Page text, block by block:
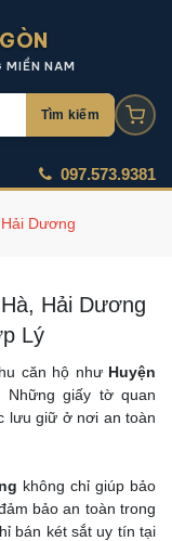
MIỀN NAM
Tìm kiếm
097.573.9381
Dương
Hải Dương
Lý
căn hộ như Huyện
Những giấy tờ quan
lưu giữ ở nơi an toàn
không chỉ giúp bảo
bảo an toàn trong
bán két sắt uy tín tại